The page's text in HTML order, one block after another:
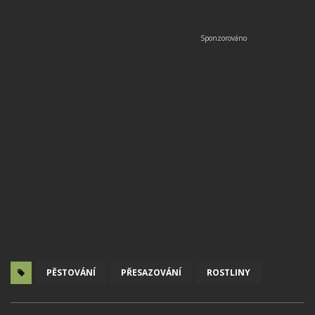
PĚSTOVÁNÍ PŘESAZOVÁNÍ ROSTLINY